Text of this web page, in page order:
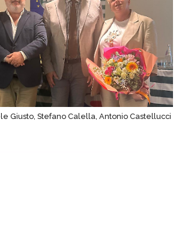
Giusto, Stefano Calella, Antonio Castellucci